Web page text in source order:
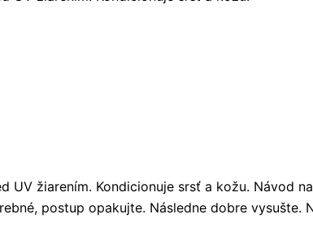
UV žiarením. Kondicionuje srsť a kožu.
postup opakujte. Následne dobre vysušte.